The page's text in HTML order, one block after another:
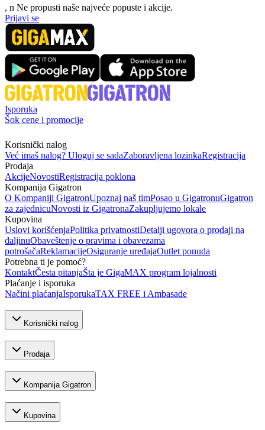
, n Ne propusti naše najveće popuste i akcije.
Prijavi se
Isporuka
Šok cene i promocije
Korisnički nalog
Već imaš nalog? Uloguj se sadaZaboravljena lozinkaRegistracija
Prodaja
AkcijeNovostiRegistracija poklona
Kompanija Gigatron
O Kompaniji GigatronUpoznaj naš timPosao u GigatronuGigatron
za zajednicuNovosti iz GigatronaZakupljujemo lokale
Kupovina
Uslovi korišćenjaPolitika privatnostiDetalji ugovora o prodaji na
daljinuObaveštenje o pravima i obavezama
potrošačaReklamacijeOsiguranje uređajaOutlet ponuda
Potrebna ti je pomoć?
KontaktČesta pitanjaŠta je GigaMAX program lojalnosti
Plaćanje i isporuka
Načini plaćanjaIsporukaTAX FREE i Ambasade
Korisnički nalog
Prodaja
Kompanija Gigatron
Kupovina